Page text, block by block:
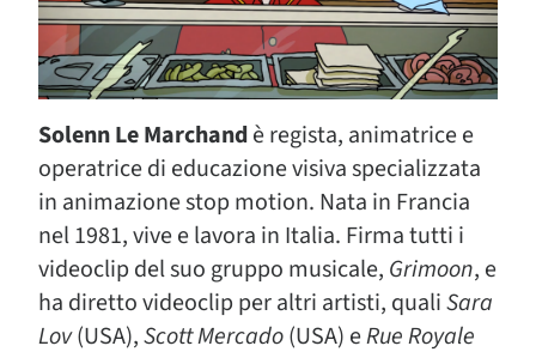
Solenn Le Marchandè regista, animatrice e
operatrice di educazione visiva specializzata
in animazione stop motion. Nata in Francia
nel 1981, vive e lavora in Italia. Firma tutti i
videoclip del suo gruppo musicale, Grimoon, e
ha diretto videoclip per altri artisti, qualiSara
Lov(USA),Scott Mercado(USA) eRue Royale